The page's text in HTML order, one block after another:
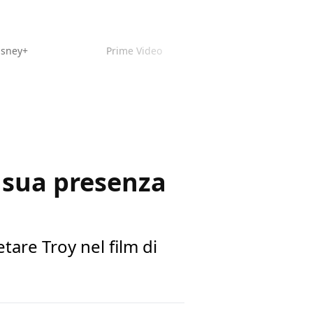
Prime Video
presenza
Troy nel film di